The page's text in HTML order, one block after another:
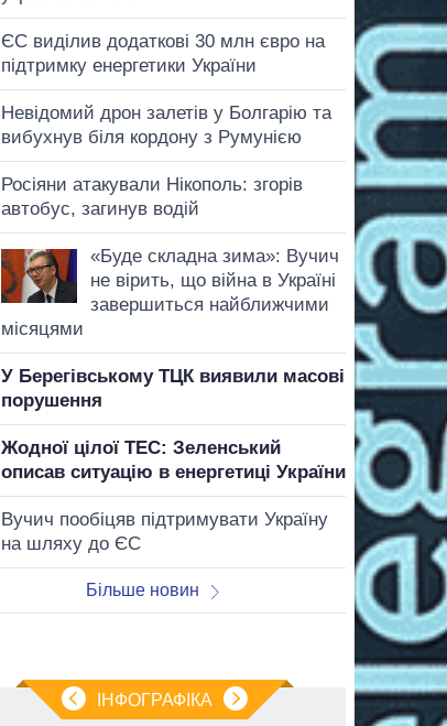
ЄС виділив додаткові 30 млн євро на
підтримку енергетики України
Невідомий дрон залетів у Болгарію та
вибухнув біля кордону з Румунією
Росіяни атакували Нікополь: згорів
автобус, загинув водій
«Буде складна зима»: Вучич
не вірить, що війна в Україні
завершиться найближчими
місяцями
У Берегівському ТЦК виявили масові
порушення
Жодної цілої ТЕС: Зеленський
описав ситуацію в енергетиці України
Вучич пообіцяв підтримувати Україну
на шляху до ЄС
Більше новин
ІНФОГРАФІКА